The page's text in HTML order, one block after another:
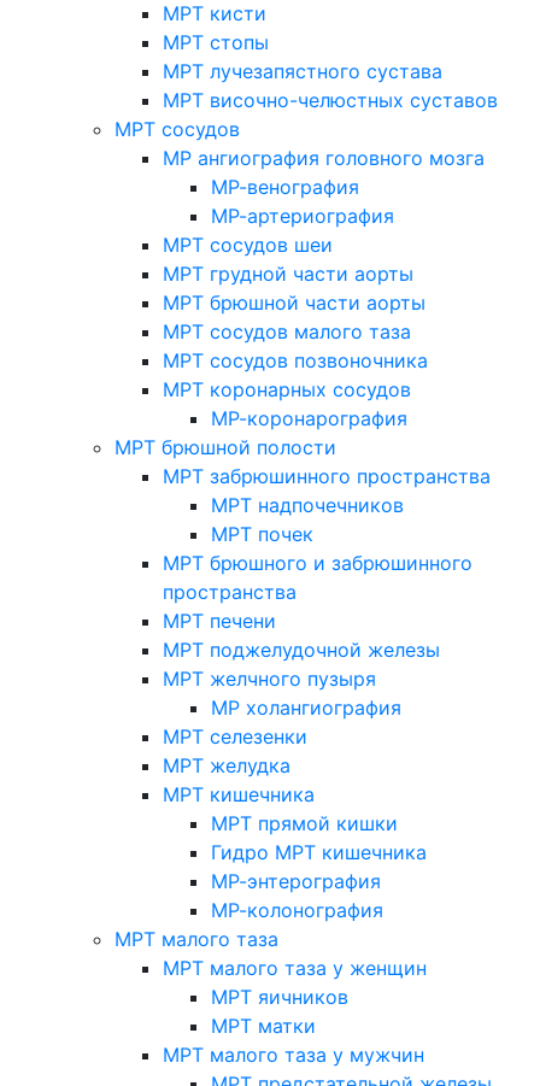
МРТ кисти
МРТ стопы
МРТ лучезапястного сустава
МРТ височно-челюстных суставов
МРТ сосудов
МР ангиография головного мозга
МР-венография
МР-артериография
МРТ сосудов шеи
МРТ грудной части аорты
МРТ брюшной части аорты
МРТ сосудов малого таза
МРТ сосудов позвоночника
МРТ коронарных сосудов
МР-коронарография
МРТ брюшной полости
МРТ забрюшинного пространства
МРТ надпочечников
МРТ почек
МРТ брюшного и забрюшинного
пространства
МРТ печени
МРТ поджелудочной железы
МРТ желчного пузыря
МР холангиография
МРТ селезенки
МРТ желудка
МРТ кишечника
МРТ прямой кишки
Гидро МРТ кишечника
МР-энтерография
МР-колонография
МРТ малого таза
МРТ малого таза у женщин
МРТ яичников
МРТ матки
МРТ малого таза у мужчин